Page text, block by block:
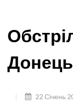
22 Січень